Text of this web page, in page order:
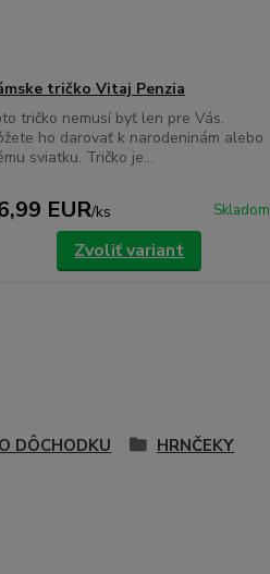
tričko Vitaj Penzia
tričko nemusí byť len pre Vás.
ho darovať k narodeninám alebo
sviatku. Tričko je...
EUR/ks Skladom
Zvoliť variant
DÔCHODKU HRNČEKY